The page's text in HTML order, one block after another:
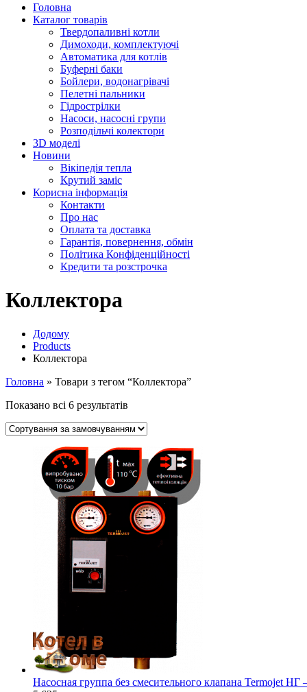
Головна
Каталог товарів
Твердопаливні котли
Димоходи, комплектуючі
Автоматика для котлів
Буферні баки
Бойлери, водонагрівачі
Пелетні пальники
Гідрострілки
Насоси, насосні групи
Розподільчі колектори
3D моделі
Новини
Вікіпедія тепла
Крутий заміс
Корисна інформація
Контакти
Про нас
Оплата та доставка
Гарантія, повернення, обмін
Політика Конфіденційності
Кредити та розстрочка
Коллектора
Додому
Products
Коллектора
Головна » Товари з тегом “Коллектора”
Показано всі 6 результатів
Насосная группа без смесительного клапана Termojet НГ